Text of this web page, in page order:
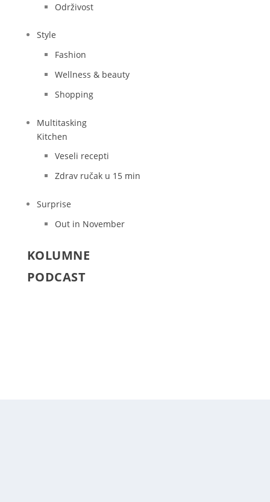
Održivost
Style
Fashion
Wellness & beauty
Shopping
Multitasking
Kitchen
Veseli recepti
Zdrav ručak u 15 min
Surprise
Out in November
KOLUMNE
PODCAST